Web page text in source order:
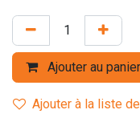
Ajouter au panier
Ajouter à la liste